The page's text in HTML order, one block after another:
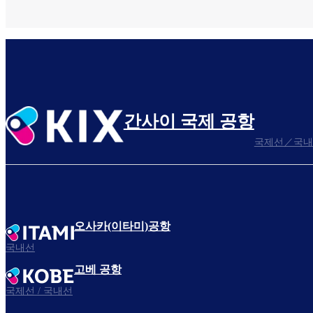
간사이 국제 공항
국제선／국
오사카(이타미)공항
국내선
고베 공항
국제선 / 국내선